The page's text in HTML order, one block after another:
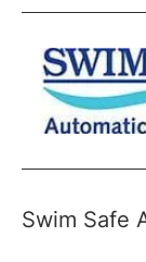
Swim Safe